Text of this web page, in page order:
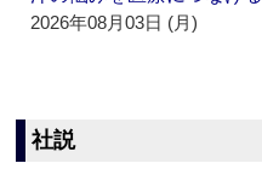
2026年08月03日 (月)
社説